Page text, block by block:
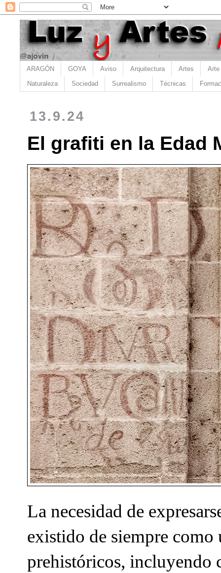
ARAGÓN GOYA Aviso Arquitectura Artes Arte
Naturaleza Sociedad Surrealismo Técnicas
13.9.24
El grafiti en la Edad
La necesidad de
existido de siempre
prehistóricos, incluyendo